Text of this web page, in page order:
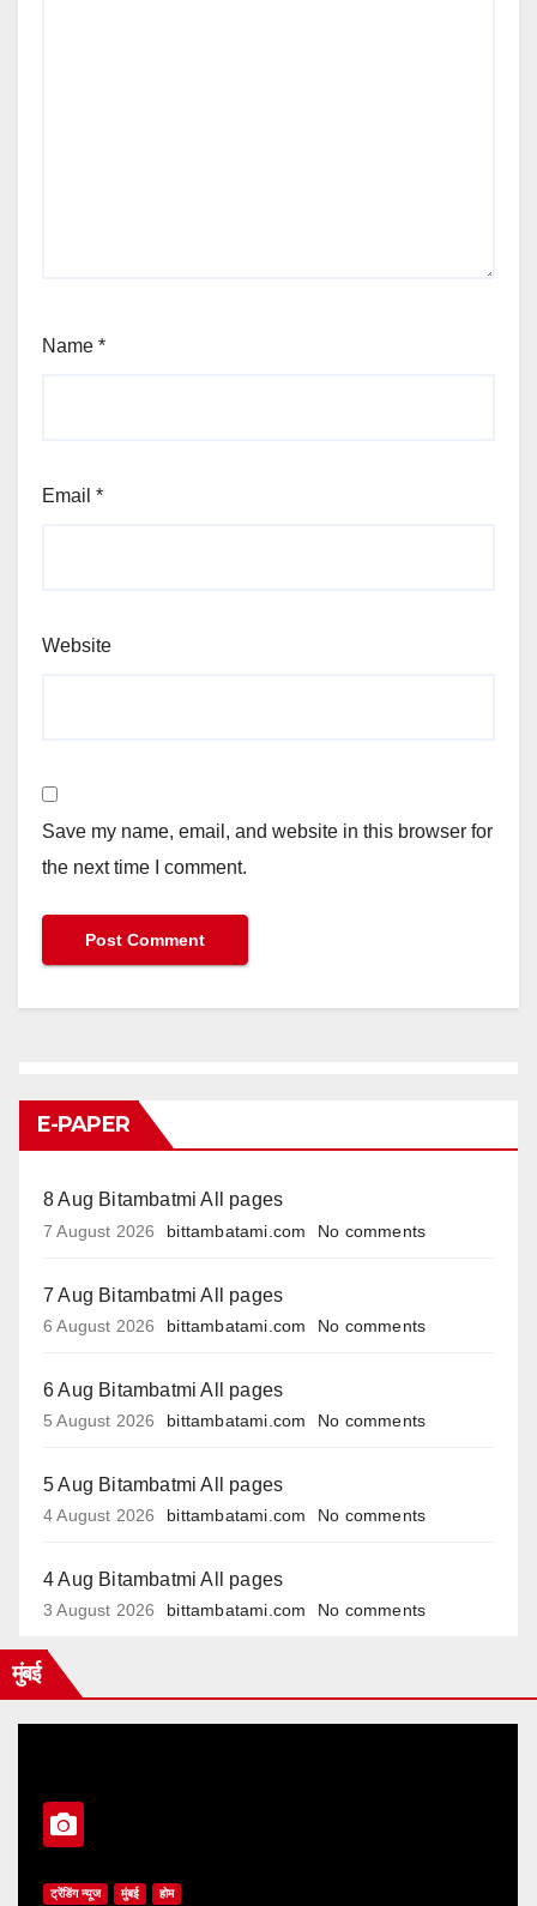
Name *
Email *
Website
Save my name, email, and website in this browser for
the next time I comment.
E-PAPER
8 Aug Bitambatmi All pages
7 August 2026 bittambatami.com No comments
7 Aug Bitambatmi All pages
6 August 2026 bittambatami.com No comments
6 Aug Bitambatmi All pages
5 August 2026 bittambatami.com No comments
5 Aug Bitambatmi All pages
4 August 2026 bittambatami.com No comments
4 Aug Bitambatmi All pages
3 August 2026 bittambatami.com No comments
मुंबई
ट्रेंडिंग न्यूज मुंबई होम